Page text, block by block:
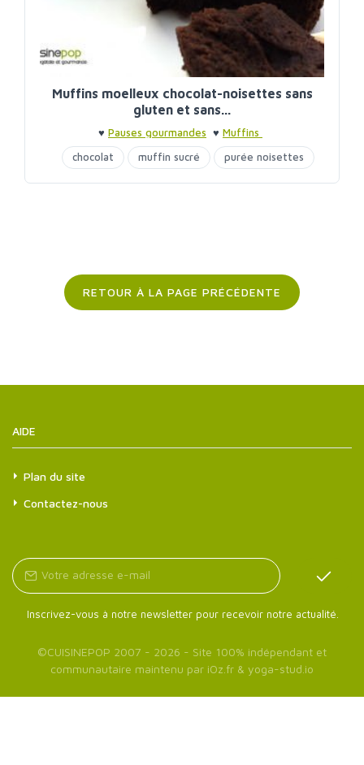
Muffins moelleux chocolat-noisettes sans
gluten et sans...
♥ Pauses gourmandes ♥ Muffins
chocolat
muffin sucré purée noisettes
sirop d'agave
RETOUR À LA PAGE PRÉCÉDENTE
AIDE
Plan du site
Contactez-nous
Inscrivez-vous à notre newsletter pour recevoir notre actualité.
©CUISINEPOP 2007 - 2026 - Site 100% indépendant et
communautaire maintenu par iOz.fr & yoga-stud.io